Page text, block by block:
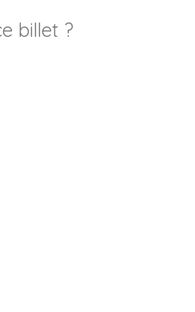
billet ?